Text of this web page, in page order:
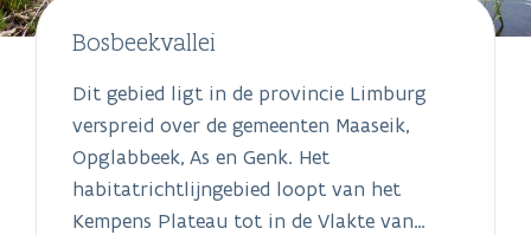
Bosbeekvallei
Dit gebied ligt in de provincie Limburg
verspreid over de gemeenten Maaseik,
Opglabbeek, As en Genk. Het
habitatrichtlijngebied loopt van het
Kempens Plateau tot in de Vlakte van